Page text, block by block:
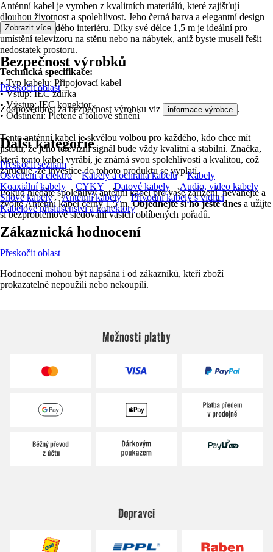
Anténní kabel je vyroben z kvalitních materiálů, které zajišťují
dlouhou životnost a spolehlivost. Jeho černá barva a elegantní design
se hodí do každého interiéru. Díky své délce 1,5 m je ideální pro
umístění televizoru na stěnu nebo na nábytek, aniž byste museli řešit
nedostatek prostoru.
Technická specifikace:
• Typ kabelu: Připojovací kabel
• Vstup: IEC zdířka
• Výstup: IEC konektor
• Odstínění: Pletené a fóliové stínění
Tento anténní kabel je skvělou volbou pro každého, kdo chce mít
jistotu, že jeho televizní signál bude vždy kvalitní a stabilní. Značka,
která tento kabel vyrábí, je známá svou spolehlivostí a kvalitou, což
zaručuje, že investice do tohoto produktu se vyplatí.
Pokud hledáte spolehlivý anténní kabel pro vaše zařízení, neváhejte a
zvolte Anténní kabel černý 1,5 m.Objednejte si ho ještě dnes a užijte
si bezproblémové sledování vašich oblíbených pořadů.
Zobrazit více
Bezpečnost výrobků
Přeskočit oblast
Zodpovědnost za bezpečnost výrobku viz informace výrobce .
Další kategorie
Přeskočit seznam
Osvětlení a elektro
Kabely a ochrana kabelů
Kabely
Koaxiální kabely
CYKY Datové kabely
Audio, video kabely
Silové kabely
Anténní kabely
Přívodní kabely s vidlicí
Kabelové příslušenství a konektory
Zákaznická hodnocení
Přeskočit oblast
Hodnocení mohou být napsána i od zákazníků, kteří zboží
prokazatelně nepoužili nebo nekoupili.
Možnosti platby
Dopravci